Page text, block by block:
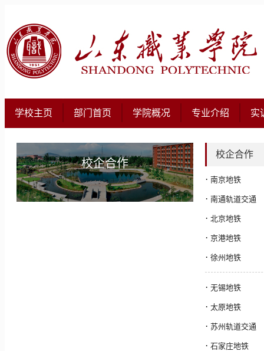
学校主页 部门首页 学院概况 专业介绍 实
校企合作
校企合作
· 南京地铁
· 南通轨道交通
· 北京地铁
· 京港地铁
· 徐州地铁
· 无锡地铁
· 太原地铁
· 苏州轨道交通
· 石家庄地铁